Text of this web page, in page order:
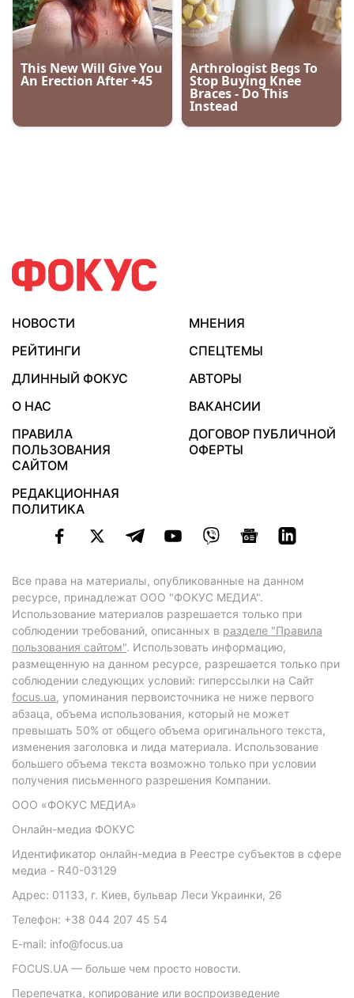
НОВОСТИ
МНЕНИЯ
РЕЙТИНГИ
СПЕЦТЕМЫ
ДЛИННЫЙ ФОКУС
АВТОРЫ
О НАС
ВАКАНСИИ
ПРАВИЛА
ПОЛЬЗОВАНИЯ
САЙТОМ
ДОГОВОР ПУБЛИЧНОЙ
ОФЕРТЫ
РЕДАКЦИОННАЯ
ПОЛИТИКА
Все права на материалы, опубликованные на данном
ресурсе, принадлежат ООО "ФОКУС МЕДИА".
Использование материалов разрешается только при
соблюдении требований, описанных в разделе "Правила
пользования сайтом". Использовать информацию,
размещенную на данном ресурсе, разрешается только при
соблюдении следующих условий: гиперссылки на Сайт
focus.ua, упоминания первоисточника не ниже первого
абзаца, объема использования, который не может
превышать 50% от общего объема оригинального текста,
изменения заголовка и лида материала. Использование
большего объема текста возможно только при условии
получения письменного разрешения Компании.
ООО «ФОКУС МЕДИА»
Онлайн-медиа ФОКУС
Идентификатор онлайн-медиа в Реестре субъектов в сфере
медиа - R40-03129
Адрес: 01133, г. Киев, бульвар Леси Украинки, 26
Телефон: +38 044 207 45 54
E-mail: info@focus.ua
FOCUS.UA — больше чем просто новости.
Перепечатка, копирование или воспроизведение